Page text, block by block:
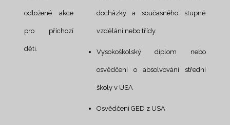
odložené akce
pro příchozí
děti.
docházky a současného stupně
vzdělání nebo třídy.
Vysokoškolský diplom nebo
osvědčení o absolvování střední
školy v USA
Osvědčení GED z USA